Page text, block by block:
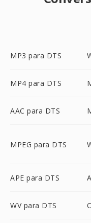
MP3 para DTS
MP4 para DTS
AAC para DTS
MPEG para DTS
APE para DTS
WV para DTS